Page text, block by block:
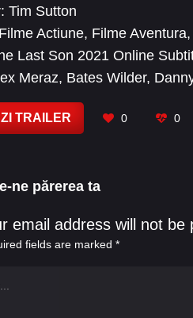
Tim Sutton
Filme Actiune, Filme Aventura,
Last Son 2021 Online
Meraz, Bates Wilder,
Alaura, Kim DeLonghi
TRAILER 0 0
ne părerea ta
email address will not be
fields are marked *